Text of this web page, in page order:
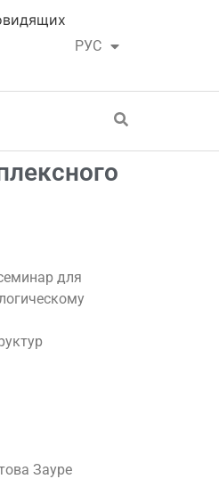
РУС
ҚАЗ
для
Зауре